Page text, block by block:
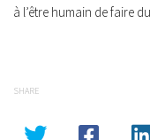
à l’être humain de faire
SHARE